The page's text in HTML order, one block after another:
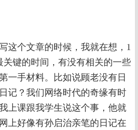
这个文章的时候，我就在想，1
关键的时间，有没有相关的一些
手材料。比如说顾老没有日
记？我们网络时代的奇缘有时
上课跟我学生说这个事，他就
上好像有孙启治亲笔的日记在